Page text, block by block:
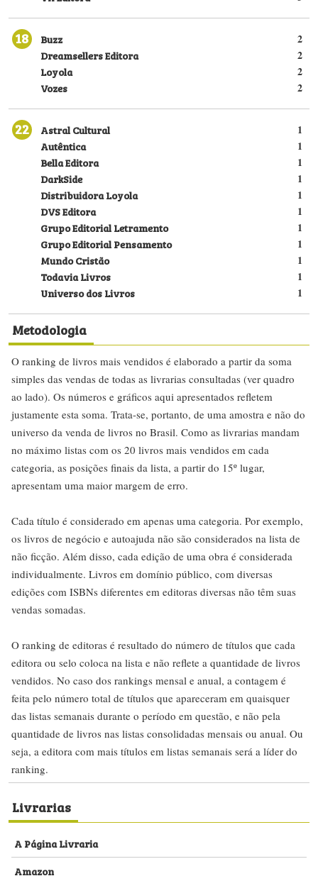
18 2
Buzz
2
Dreamsellers Editora
2
Loyola
2
Vozes
22 1
Astral Cultural
1
Autêntica
1
Bella Editora
1
DarkSide
1
Distribuidora Loyola
1
DVS Editora
1
Grupo Editorial Letramento
1
Grupo Editorial Pensamento
1
Mundo Cristão
1
Todavia Livros
1
Universo dos Livros
Metodologia
O ranking de livros mais vendidos é elaborado a partir da soma
simples das vendas de todas as livrarias consultadas (ver quadro
ao lado). Os números e gráficos aqui apresentados refletem
justamente esta soma. Trata-se, portanto, de uma amostra e não do
universo da venda de livros no Brasil. Como as livrarias mandam
no máximo listas com os 20 livros mais vendidos em cada
categoria, as posições finais da lista, a partir do 15º lugar,
apresentam uma maior margem de erro.
Cada título é considerado em apenas uma categoria. Por exemplo,
os livros de negócio e autoajuda não são considerados na lista de
não ficção. Além disso, cada edição de uma obra é considerada
individualmente. Livros em domínio público, com diversas
edições com ISBNs diferentes em editoras diversas não têm suas
vendas somadas.
O ranking de editoras é resultado do número de títulos que cada
editora ou selo coloca na lista e não reflete a quantidade de livros
vendidos. No caso dos rankings mensal e anual, a contagem é
feita pelo número total de títulos que apareceram em quaisquer
das listas semanais durante o período em questão, e não pela
quantidade de livros nas listas consolidadas mensais ou anual. Ou
seja, a editora com mais títulos em listas semanais será a líder do
ranking.
Livrarias
A Página Livraria
Amazon